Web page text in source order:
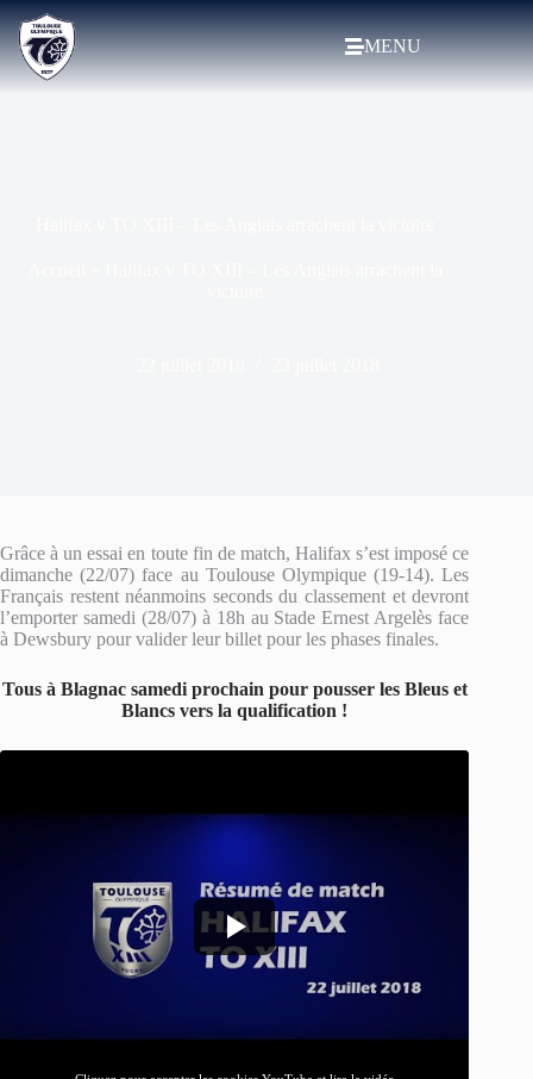
MENU
Grâce à un essai en toute fin de match, Halifax s’est imposé ce
dimanche (22/07) face au Toulouse Olympique (19-14). Les
Français restent néanmoins seconds du classement et devront
l’emporter samedi (28/07) à 18h au Stade Ernest Argelès face
à Dewsbury pour valider leur billet pour les phases finales.
Tous à Blagnac samedi prochain pour pousser les Bleus et
Blancs vers la qualification !